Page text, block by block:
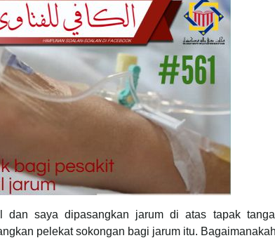
dan saya dipasangkan jarum di atas tapak
pelekat sokongan bagi jarum itu.